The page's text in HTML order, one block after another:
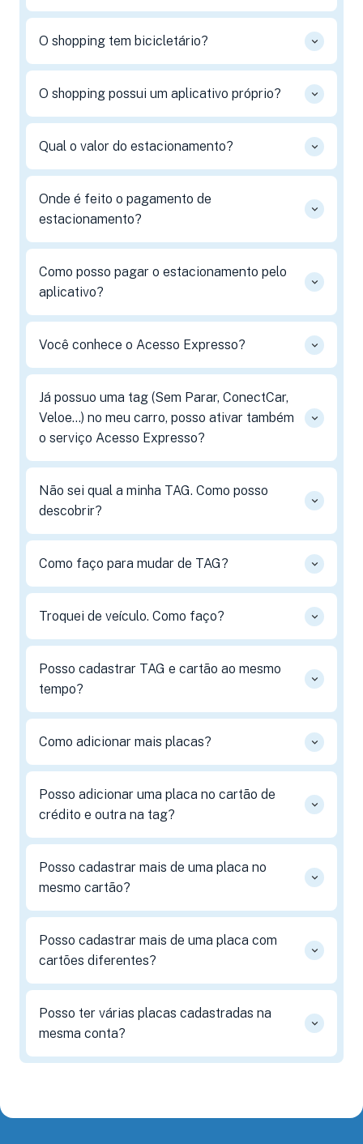
O shopping tem bicicletário?
O shopping possui um aplicativo próprio?
Qual o valor do estacionamento?
Onde é feito o pagamento de
estacionamento?
Como posso pagar o estacionamento pelo
aplicativo?
Você conhece o Acesso Expresso?
Já possuo uma tag (Sem Parar, ConectCar,
Veloe...) no meu carro, posso ativar também
o serviço Acesso Expresso?
Não sei qual a minha TAG. Como posso
descobrir?
Como faço para mudar de TAG?
Troquei de veículo. Como faço?
Posso cadastrar TAG e cartão ao mesmo
tempo?
Como adicionar mais placas?
Posso adicionar uma placa no cartão de
crédito e outra na tag?
Posso cadastrar mais de uma placa no
mesmo cartão?
Posso cadastrar mais de uma placa com
cartões diferentes?
Posso ter várias placas cadastradas na
mesma conta?